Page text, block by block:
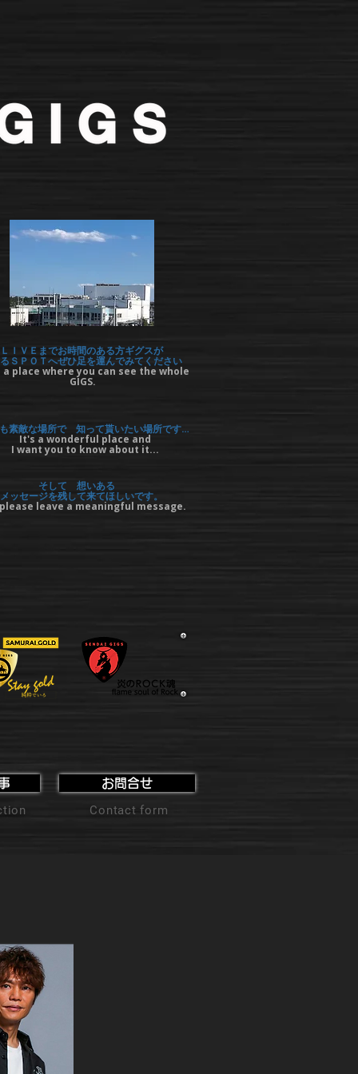
ＬＩＶＥまでお時間のある方ギグスが
ＳＰＯＴへぜひ足を運んでみてください
a place where you can see the whole
GIGS.
素敵な場所で 知って貰いたい場所です…
It's a wonderful place and
I want you to know about it...
そして 想いある
メッセージを残して来てほしいです。
leave a meaningful message.
お問合せ
Contact form